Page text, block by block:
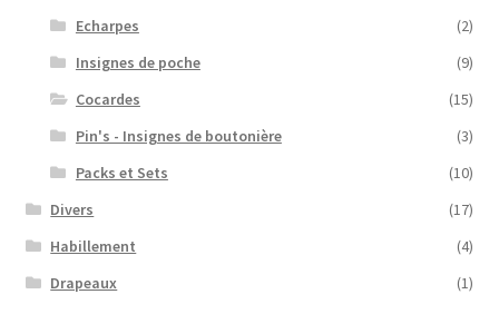
Echarpes
(2)
Insignes de poche
(9)
Cocardes
(15)
Pin's - Insignes de boutonière
(3)
Packs et Sets
(10)
Divers
(17)
Habillement
(4)
Drapeaux
(1)